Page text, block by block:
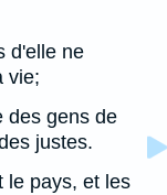
d'elle ne
vie;
des gens de
justes.
le pays, et les